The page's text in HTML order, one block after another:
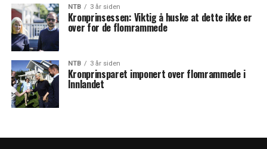
NTB 3 år siden
Kronprinsessen: Viktig å huske at dette ikke er
over for de flomrammede
NTB 3 år siden
Kronprinsparet imponert over flomrammede i
Innlandet